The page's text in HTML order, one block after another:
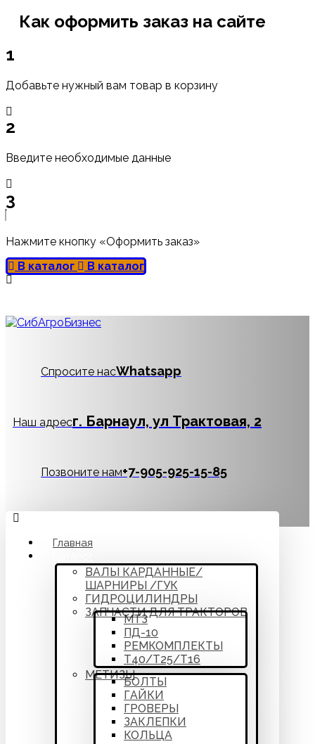
Как оформить заказ на сайте
1
Добавьте нужный вам товар в корзину
2
Введите необходимые данные
3
Нажмите кнопку «Оформить заказ»
В каталог
В каталог
Спросите насWhatsapp
Наш адресг. Барнаул, ул Трактовая, 2
Позвоните нам‪+7-905-925-15-85
Главная
ВАЛЫ КАРДАННЫЕ/
ШАРНИРЫ /ГУК
ГИДРОЦИЛИНДРЫ
ЗАПЧАСТИ ДЛЯ ТРАКТОРОВ
МТЗ
ПД-10
РЕМКОМПЛЕКТЫ
Т40/Т25/Т16
МЕТИЗЫ
БОЛТЫ
ГАЙКИ
ГРОВЕРЫ
ЗАКЛЕПКИ
КОЛЬЦА